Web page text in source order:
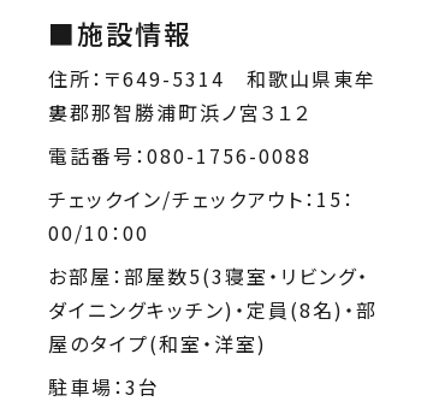
■施設情報
住所：〒649-5314 和歌山県東牟
婁郡那智勝浦町浜ノ宮３１２
電話番号：080-1756-0088
チェックイン/チェックアウト：15：
00/10：00
お部屋：部屋数5(3寝室・リビング・
ダイニングキッチン)・定員(8名)・部
屋のタイプ(和室・洋室)
駐車場：3台